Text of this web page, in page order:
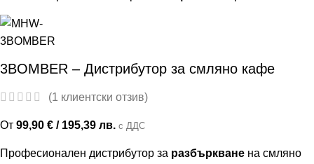
3BOMBER – Дистрибутор за смляно кафе
(1 клиентски отзив)
От 99,90 € / 195,39 лв. с ДДС
Професионален дистрибутор за разбъркване на смляно